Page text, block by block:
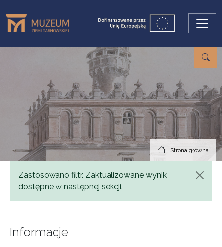
Strona główna
Komunikat
Zastosowano filtr. Zaktualizowane wyniki
dostępne w następnej sekcji.
Informacje